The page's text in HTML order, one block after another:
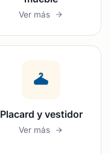
Ver más
Placard y vestidor
Ver más